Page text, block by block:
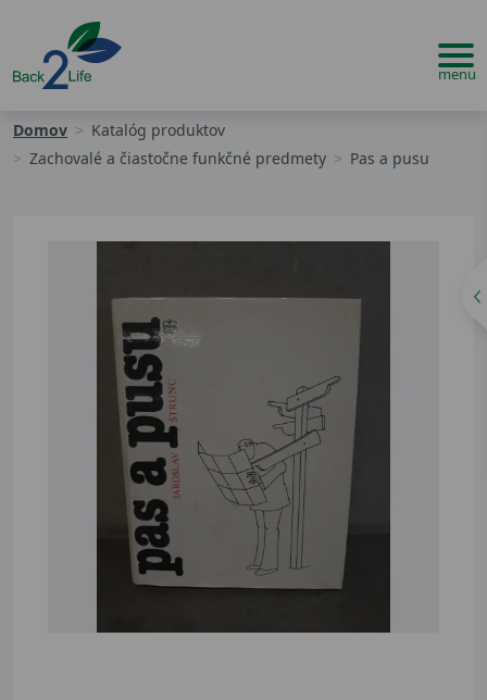
Domov
Katalóg produktov
Zachovalé a čiastočne funkčné predmety
Pas a pusu